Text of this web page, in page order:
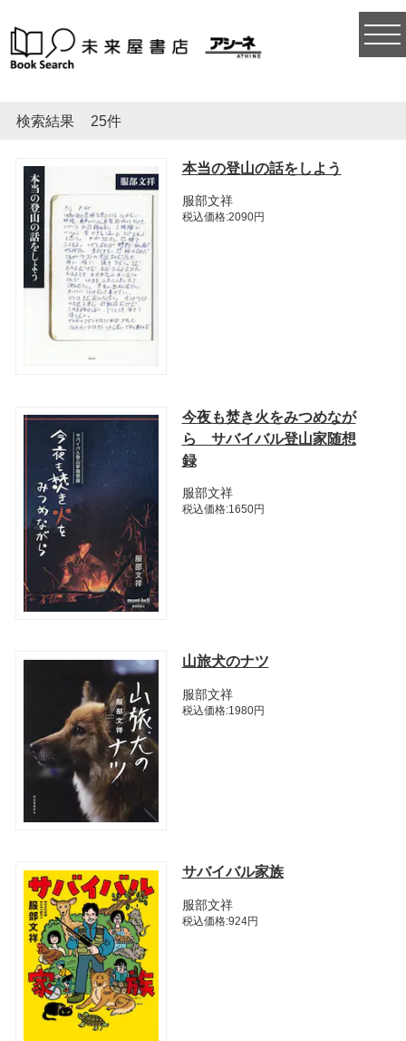
検索結果 25件
本当の登山の話をしよう
服部文祥
税込価格:2090円
今夜も焚き火をみつめなが
ら サバイバル登山家随想
録
服部文祥
税込価格:1650円
山旅犬のナツ
服部文祥
税込価格:1980円
サバイバル家族
服部文祥
税込価格:924円